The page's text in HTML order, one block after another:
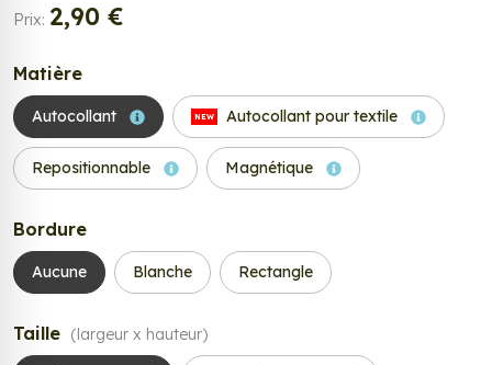
Prix: 2,90 €
Matière
Autocollant NEW Autocollant pour textile
Repositionnable Magnétique
Bordure
Aucune Blanche Rectangle
Taille (largeur x hauteur)